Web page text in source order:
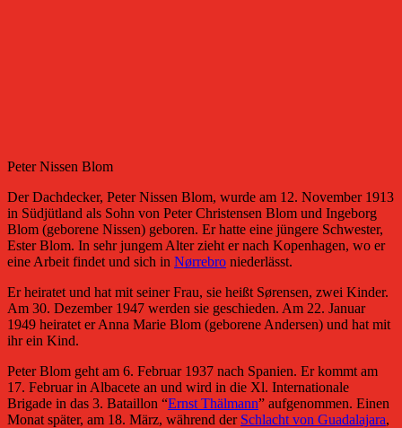
Peter Nissen Blom
Der Dachdecker, Peter Nissen Blom, wurde am 12. November 1913
in Südjütland als Sohn von Peter Christensen Blom und Ingeborg
Blom (geborene Nissen) geboren. Er hatte eine jüngere Schwester,
Ester Blom. In sehr jungem Alter zieht er nach Kopenhagen, wo er
eine Arbeit findet und sich in Nørrebro niederlässt.
Er heiratet und hat mit seiner Frau, sie heißt Sørensen, zwei Kinder.
Am 30. Dezember 1947 werden sie geschieden. Am 22. Januar
1949 heiratet er Anna Marie Blom (geborene Andersen) und hat mit
ihr ein Kind.
Peter Blom geht am 6. Februar 1937 nach Spanien. Er kommt am
17. Februar in Albacete an und wird in die Xl. Internationale
Brigade in das 3. Bataillon “Ernst Thälmann” aufgenommen. Einen
Monat später, am 18. März, während der Schlacht von Guadalajara,